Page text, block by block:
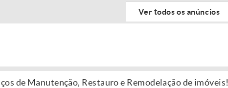
Ver todos os anúncios
de Manutenção, Restauro e Remodelação de imóveis!